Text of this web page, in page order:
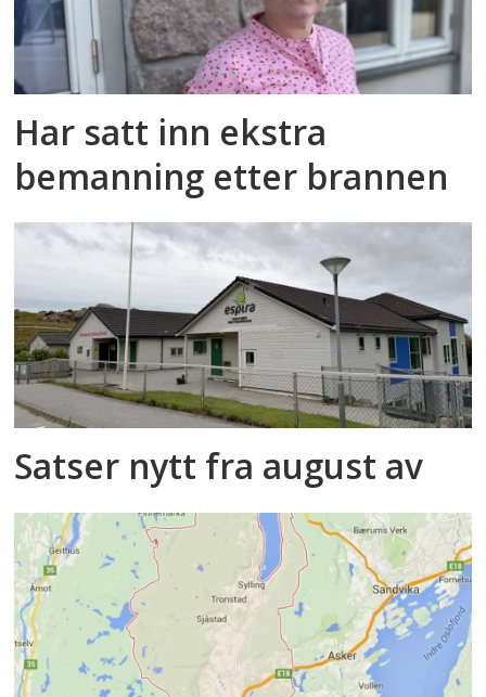
Har satt inn ekstra
bemanning etter brannen
Satser nytt fra august av